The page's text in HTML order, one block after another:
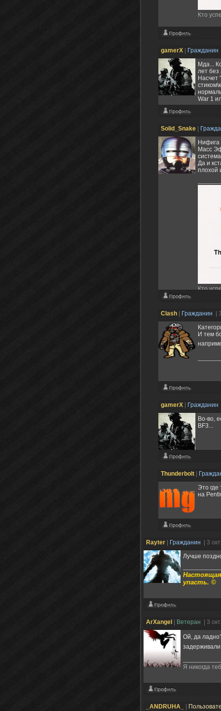
Кто
gamerX Гражданин
Мда...
лет без
Насчет
War 1
Solid_Snake
Нифига
Масс
Да и
плохой
Кто
Clash Гражданин
|
И тем
gamerX Гражданин
Во-во,
BF3...
Thunderbоlt
Это где
на
Rayter Гражданин
| 3
Лучше
упасть. ©
ArXangel Ветеран | 3
Ой, да
Я никогда
_ANDRUHA_